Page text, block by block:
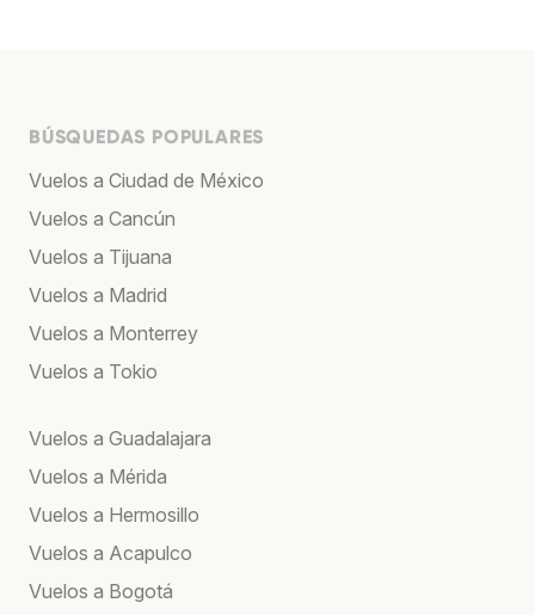
BÚSQUEDAS POPULARES
Vuelos a Ciudad de México
Vuelos a Cancún
Vuelos a Tijuana
Vuelos a Madrid
Vuelos a Monterrey
Vuelos a Tokio
Vuelos a Guadalajara
Vuelos a Mérida
Vuelos a Hermosillo
Vuelos a Acapulco
Vuelos a Bogotá